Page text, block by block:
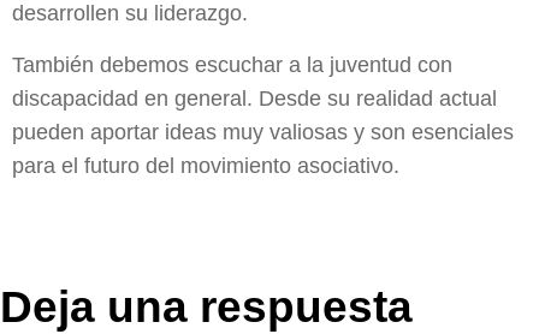
desarrollen su liderazgo.
También debemos escuchar a la juventud con
discapacidad en general. Desde su realidad actual
pueden aportar ideas muy valiosas y son esenciales
para el futuro del movimiento asociativo.
Deja una respuesta